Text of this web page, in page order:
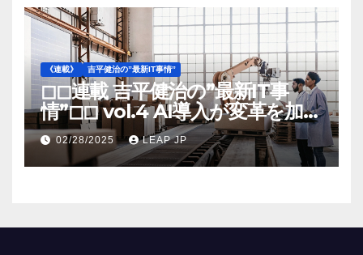
《連載》 吉平健治の”最新IT事情”
◻︎◻︎連載 吉平健治の”最新IT事
情”◻︎◻︎ vol.4 AI導入が変革を加速
する米国製造業の最前線
02/28/2025 LEAP JP